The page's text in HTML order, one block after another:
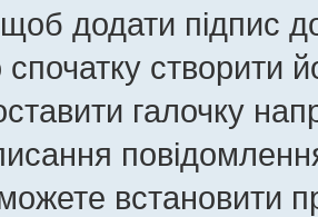
додати підпис
спочатку створити
галочку
встановити